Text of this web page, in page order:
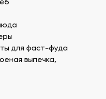
для суши –
и с доставкой.
и рисовой муки с
корочки. Можно
продукт для суши в
– качественные продукты
доставкой.
продукты для
для фаст-фуда
выпечка,